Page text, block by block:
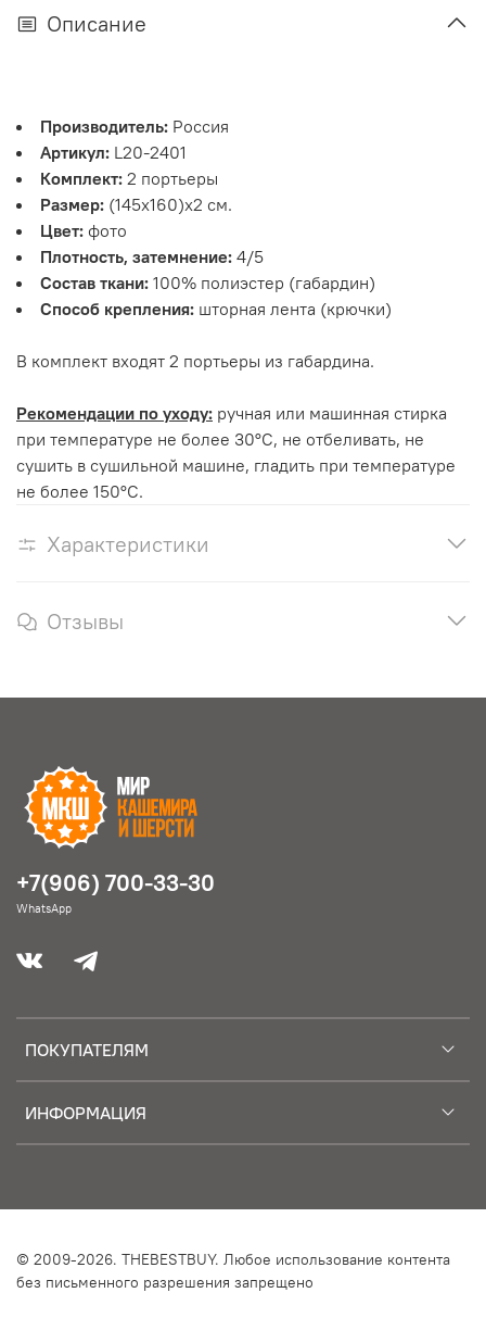
Описание
Производитель: Россия
Артикул: L20-2401
Комплект: 2 портьеры
Размер: (145х160)х2 см.
Цвет: фото
Плотность, затемнение: 4/5
Состав ткани: 100% полиэстер (габардин)
Способ крепления: шторная лента (крючки)
В комплект входят 2 портьеры из габардина.
Рекомендации по уходу: ручная или машинная стирка
при температуре не более 30°С, не отбеливать, не
сушить в сушильной машине, гладить при температуре
не более 150°С.
Характеристики
Отзывы
ПОКУПАТЕЛЯМ
ИНФОРМАЦИЯ
+7(906) 700-33-30
WhatsApp
© 2009-2026. THEBESTBUY. Любое использование контента
без письменного разрешения запрещено